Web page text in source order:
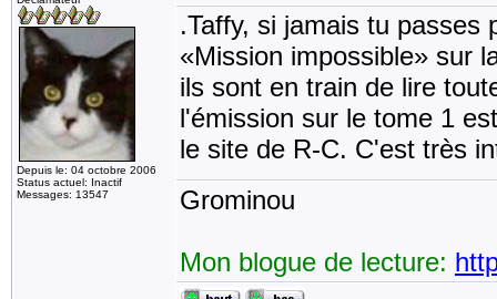
Depuis le: 04 octobre 2006
Status actuel: Inactif
Messages: 13547
.Taffy, si jamais tu passes
«Mission impossible» sur
ils sont en train de lire
l'émission sur le tome 1
le site de R-C. C'est très
Grominou
Mon blogue de lecture: